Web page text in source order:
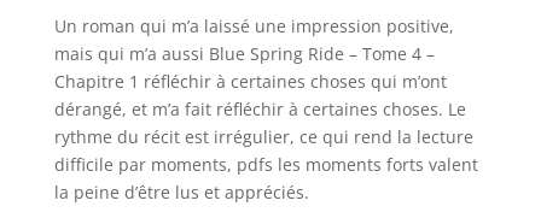
Un roman qui m’a laissé une impression positive,
mais qui m’a aussi Blue Spring Ride – Tome 4 –
Chapitre 1 réfléchir à certaines choses qui m’ont
dérangé, et m’a fait réfléchir à certaines choses. Le
rythme du récit est irrégulier, ce qui rend la lecture
difficile par moments, pdfs les moments forts valent
la peine d’être lus et appréciés.